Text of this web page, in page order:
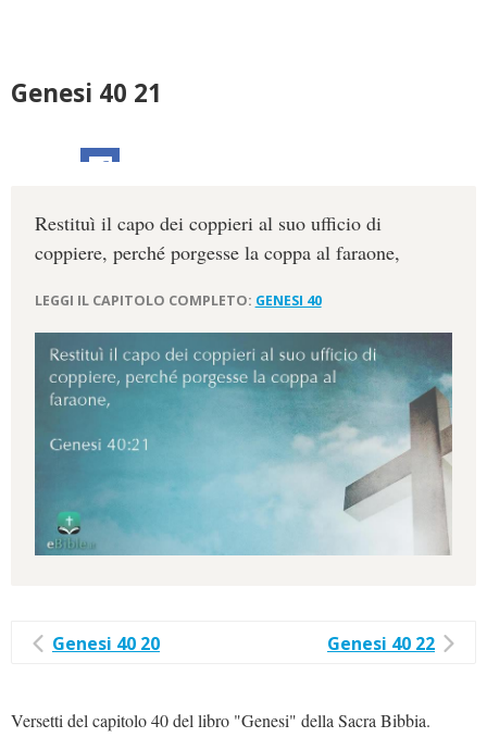
Genesi 40 21
Restituì il capo dei coppieri al suo ufficio di
coppiere, perché porgesse la coppa al faraone,
LEGGI IL CAPITOLO COMPLETO: GENESI 40
Genesi 40 20 Genesi 40 22
Versetti del capitolo 40 del libro "Genesi" della Sacra Bibbia.